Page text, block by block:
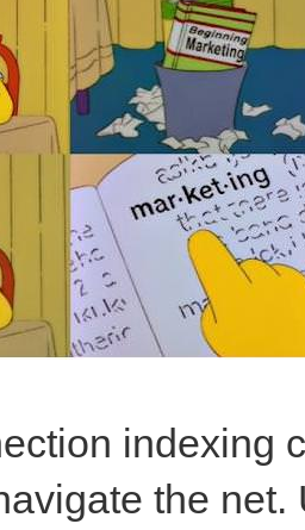
indexing
the